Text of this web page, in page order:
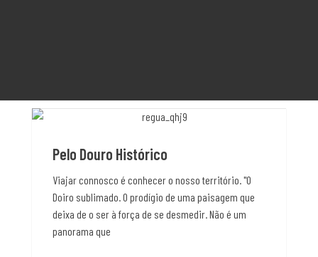
Pelo Douro Histórico
Viajar connosco é conhecer o nosso território. "O
Doiro sublimado. O prodígio de uma paisagem que
deixa de o ser à força de se desmedir. Não é um
panorama que